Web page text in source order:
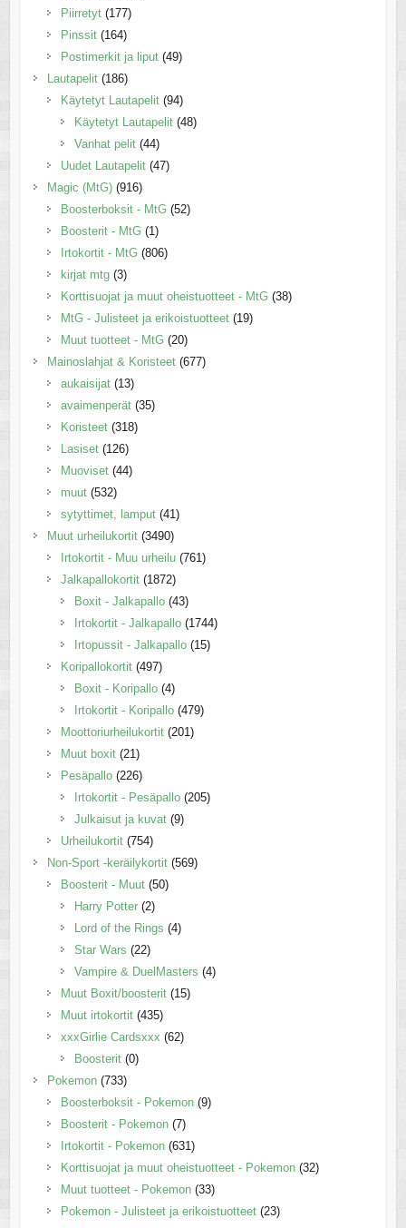
Piirretyt (177)
Pinssit (164)
Postimerkit ja liput (49)
Lautapelit (186)
Käytetyt Lautapelit (94)
Käytetyt Lautapelit (48)
Vanhat pelit (44)
Uudet Lautapelit (47)
Magic (MtG) (916)
Boosterboksit - MtG (52)
Boosterit - MtG (1)
Irtokortit - MtG (806)
kirjat mtg (3)
Korttisuojat ja muut oheistuotteet - MtG (38)
MtG - Julisteet ja erikoistuotteet (19)
Muut tuotteet - MtG (20)
Mainoslahjat & Koristeet (677)
aukaisijat (13)
avaimenperät (35)
Koristeet (318)
Lasiset (126)
Muoviset (44)
muut (532)
sytyttimet, lamput (41)
Muut urheilukortit (3490)
Irtokortit - Muu urheilu (761)
Jalkapallokortit (1872)
Boxit - Jalkapallo (43)
Irtokortit - Jalkapallo (1744)
Irtopussit - Jalkapallo (15)
Koripallokortit (497)
Boxit - Koripallo (4)
Irtokortit - Koripallo (479)
Moottoriurheilukortit (201)
Muut boxit (21)
Pesäpallo (226)
Irtokortit - Pesäpallo (205)
Julkaisut ja kuvat (9)
Urheilukortit (754)
Non-Sport -keräilykortit (569)
Boosterit - Muut (50)
Harry Potter (2)
Lord of the Rings (4)
Star Wars (22)
Vampire & DuelMasters (4)
Muut Boxit/boosterit (15)
Muut irtokortit (435)
xxxGirlie Cardsxxx (62)
Boosterit (0)
Pokemon (733)
Boosterboksit - Pokemon (9)
Boosterit - Pokemon (7)
Irtokortit - Pokemon (631)
Korttisuojat ja muut oheistuotteet - Pokemon (32)
Muut tuotteet - Pokemon (33)
Pokemon - Julisteet ja erikoistuotteet (23)